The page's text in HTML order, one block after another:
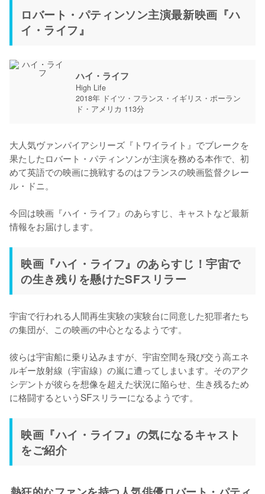
ロバート・パティンソン主演最新映画『ハ
イ・ライフ』
ハイ・ライフ
High Life
2018年 ドイツ・フランス・イギリス・ポーラン
ド・アメリカ 113分
大人気ヴァンパイアシリーズ『トワイライト』でブレークを
果たしたロバート・パティンソンが主演を務める本作で、初
めて英語での映画に挑戦するのはフランスの映画監督クレー
ル・ドニ。
今回は映画『ハイ・ライフ』のあらすじ、キャストなど最新
情報をお届けします。
映画『ハイ・ライフ』のあらすじ！宇宙で
の生き残りを懸けたSFスリラー
宇宙で行われる人間再生実験の実験台に同意した犯罪者たち
の集団が、この映画の中心となるようです。
彼らは宇宙船に乗り込みますが、宇宙空間を飛び交う高エネ
ルギー放射線（宇宙線）の嵐に遭ってしまいます。そのアク
シデントが彼らを想像を超えた状況に陥らせ、生き残るため
に格闘するというSFスリラーになるようです。
映画『ハイ・ライフ』の気になるキャスト
をご紹介